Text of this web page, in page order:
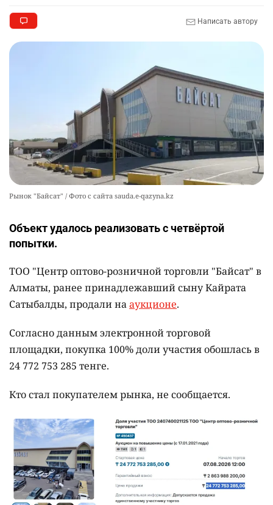
Написать автору
Рынок "Байсат" / Фото с сайта sauda.e-qazyna.kz
Объект удалось реализовать с четвёртой
попытки.
ТОО "Центр оптово-розничной торговли "Байсат" в
Алматы, ранее принадлежавший сыну Кайрата
Сатыбалды, продали нааукционе.
Согласно данным электронной торговой
площадки, покупка 100% доли участия обошлась в
24 772 753 285 тенге.
Кто стал покупателем рынка, не сообщается.